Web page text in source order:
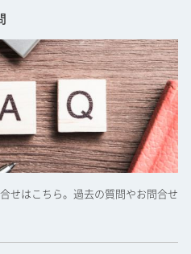
せはこちら。過去の質問やお問合せ